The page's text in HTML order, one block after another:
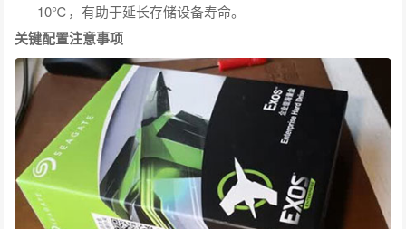
10℃，有助于延长存储设备寿命。
关键配置注意事项